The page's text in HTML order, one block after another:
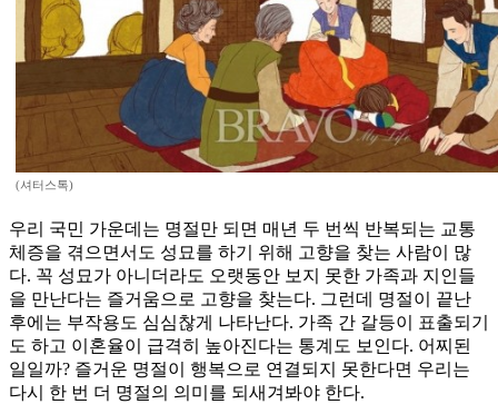
(셔터스톡)
우리 국민 가운데는 명절만 되면 매년 두 번씩 반복되는 교통
체증을 겪으면서도 성묘를 하기 위해 고향을 찾는 사람이 많
다. 꼭 성묘가 아니더라도 오랫동안 보지 못한 가족과 지인들
을 만난다는 즐거움으로 고향을 찾는다. 그런데 명절이 끝난
후에는 부작용도 심심찮게 나타난다. 가족 간 갈등이 표출되기
도 하고 이혼율이 급격히 높아진다는 통계도 보인다. 어찌된
일일까? 즐거운 명절이 행복으로 연결되지 못한다면 우리는
다시 한 번 더 명절의 의미를 되새겨봐야 한다.